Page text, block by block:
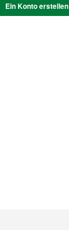
Ein Konto erstellen